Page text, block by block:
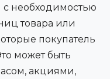
с необходимостью
товара или
покупатель
может быть
акциями,